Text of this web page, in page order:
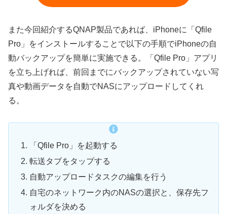
また今回紹介するQNAP製品であれば、iPhoneに「Qfile
Pro」をインストールすることで以下の手順でiPhoneの自
動バックアップを簡単に実施できる。「Qfile Pro」アプリ
を立ち上げれば、前回までにバックアップされていない写
真や動画データを自動でNASにアップロードしてくれ
る。
「Qfile Pro」を起動する
転送タブをタップする
自動アップロードタスクの編集を行う
自宅のネットワーク内のNASの選択と、保存先フ
ォルダを決める